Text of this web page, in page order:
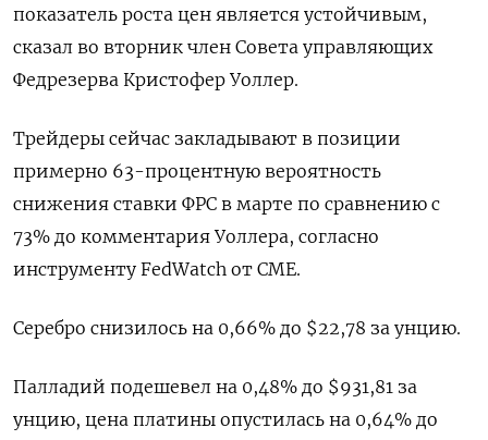
показатель роста цен является устойчивым,
сказал во вторник член Совета управляющих
Федрезерва Кристофер Уоллер.
Трейдеры сейчас закладывают в позиции
примерно 63-процентную вероятность
снижения ставки ФРС в марте по сравнению с
73% до комментария Уоллера, согласно
инструменту FedWatch от CME.
Серебро снизилось на 0,66% до $22,78​ за унцию.
Палладий подешевел на 0,48% до $931,81​​ за
унцию, цена платины опустилась на 0,64% до